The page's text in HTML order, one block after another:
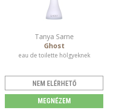
Tanya Sarne
Ghost
eau de toilette hölgyeknek
NEM ELÉRHETŐ
MEGNÉZEM